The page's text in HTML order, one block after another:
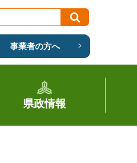
事業者の方へ
県政情報